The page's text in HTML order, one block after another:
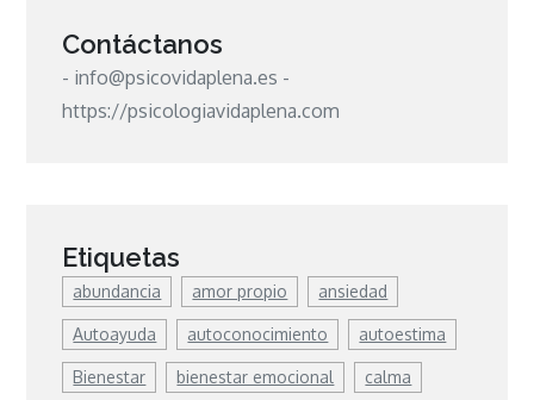
Contáctanos
- info@psicovidaplena.es -
https://psicologiavidaplena.com
Etiquetas
abundancia amor propio ansiedad
Autoayuda autoconocimiento autoestima
Bienestar bienestar emocional calma